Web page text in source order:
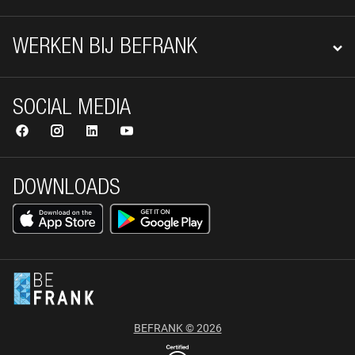
WERKEN BIJ BEFRANK
DOWNLOADS
SOCIAL MEDIA
BEFRANK © 2026